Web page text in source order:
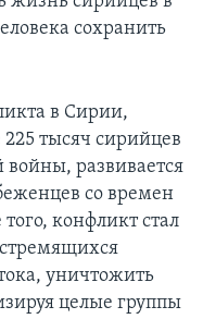
сохранить
в Сирии,
225 тысяч сирийцев
войны, развивается
со времен
конфликт стал
уничтожить
целые группы